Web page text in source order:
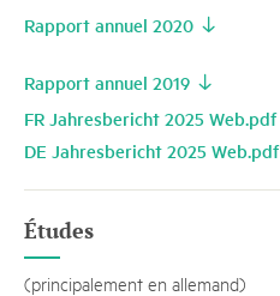
Rapport annuel 2020
Rapport annuel 2019
FR Jahresbericht 2025 Web.pdf
DE Jahresbericht 2025 Web.pdf
Études
(principalement en allemand)